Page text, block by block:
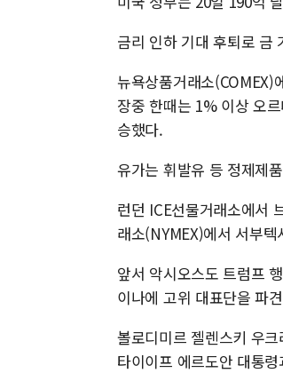
금리 인하 기대 후퇴로 금
뉴욕상품거래소
장중 한때는 1% 이상 오
승했다.
유가는 휘발유 등 정제제
런던 ICE선물거래소에서
래소(NYMEX)에서 서부
앞서 악시오스도 트럼프
이나에 고위 대표단을 파
볼로디미르 젤렌스키 우
타이이프 에르도안 대통